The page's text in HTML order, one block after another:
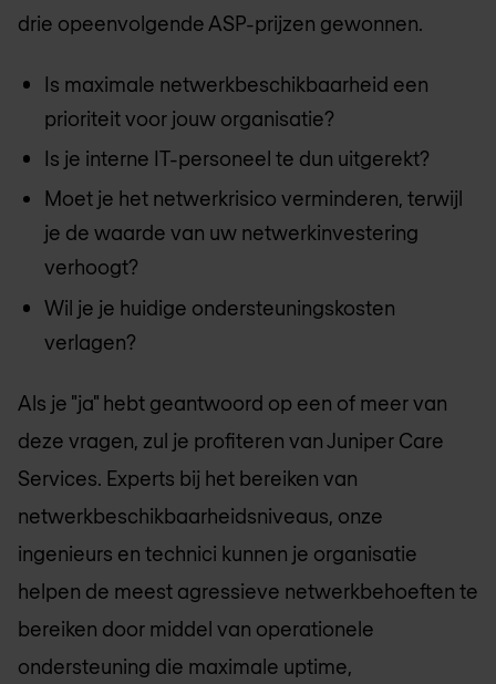
drie opeenvolgende ASP-prijzen gewonnen.
Is maximale netwerkbeschikbaarheid een
prioriteit voor jouw organisatie?
Is je interne IT-personeel te dun uitgerekt?
Moet je het netwerkrisico verminderen, terwijl
je de waarde van uw netwerkinvestering
verhoogt?
Wil je je huidige ondersteuningskosten
verlagen?
Als je "ja" hebt geantwoord op een of meer van
deze vragen, zul je profiteren van Juniper Care
Services. Experts bij het bereiken van
netwerkbeschikbaarheidsniveaus, onze
ingenieurs en technici kunnen je organisatie
helpen de meest agressieve netwerkbehoeften te
bereiken door middel van operationele
ondersteuning die maximale uptime,